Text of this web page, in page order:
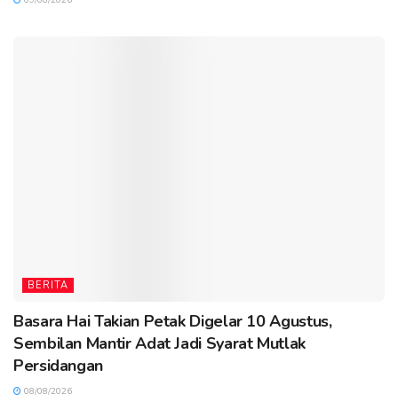
BERITA
Basara Hai Takian Petak Digelar 10 Agustus,
Sembilan Mantir Adat Jadi Syarat Mutlak
Persidangan
08/08/2026